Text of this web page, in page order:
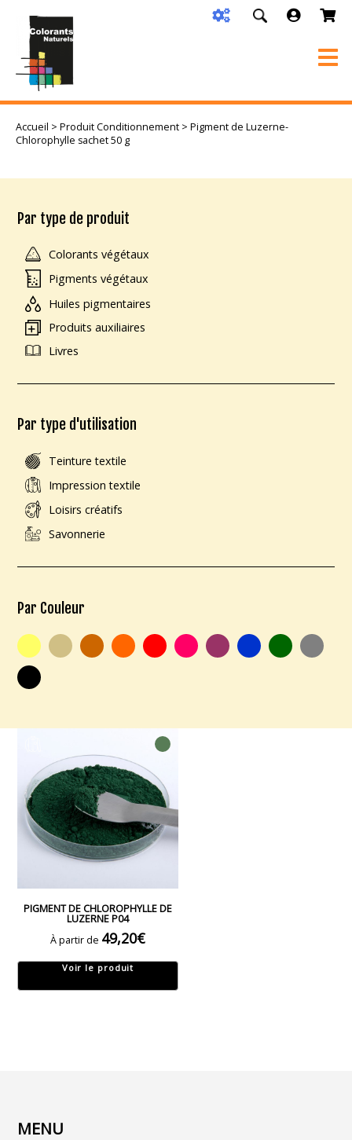
Accueil > Produit Conditionnement > Pigment de Luzerne-
Chlorophylle sachet 50 g
Par type de produit
Colorants végétaux
Pigments végétaux
Huiles pigmentaires
Produits auxiliaires
Livres
Par type d'utilisation
Teinture textile
Impression textile
Loisirs créatifs
Savonnerie
Par Couleur
PIGMENT DE CHLOROPHYLLE DE
LUZERNE P04
À partir de 49,20€
Voir le produit
MENU